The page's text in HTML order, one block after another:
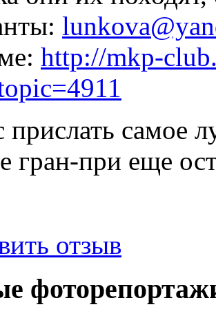
http://mkp-
самое
гран-при еще
отзыв